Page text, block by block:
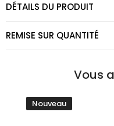
DÉTAILS DU PRODUIT
REMISE SUR QUANTITÉ
Vous
Nouveau